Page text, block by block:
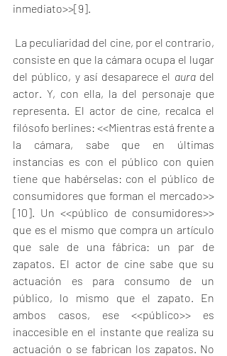
inmediato>>[9]
consiste en que la cámara ocupa el lugar
del público, y así desaparece el aura del
actor. Y, con ella, la del personaje que
representa. El actor de cine, recalca el
filósofo berlines: <<Mientras está frente a
la cámara, sabe que en últimas
instancias es con el público con quien
tiene que habérselas: con el público de
consumidores que forman el mercado>>
[10] . Un <<público de consumidores>>
que es el mismo que compra un artículo
que sale de una fábrica: un par de
zapatos. El actor de cine sabe que su
actuación es para consumo de un
público, lo mismo que el zapato. En
ambos casos, ese <<público>> es
inaccesible en el instante que realiza su
actuación o se fabrican los zapatos. No